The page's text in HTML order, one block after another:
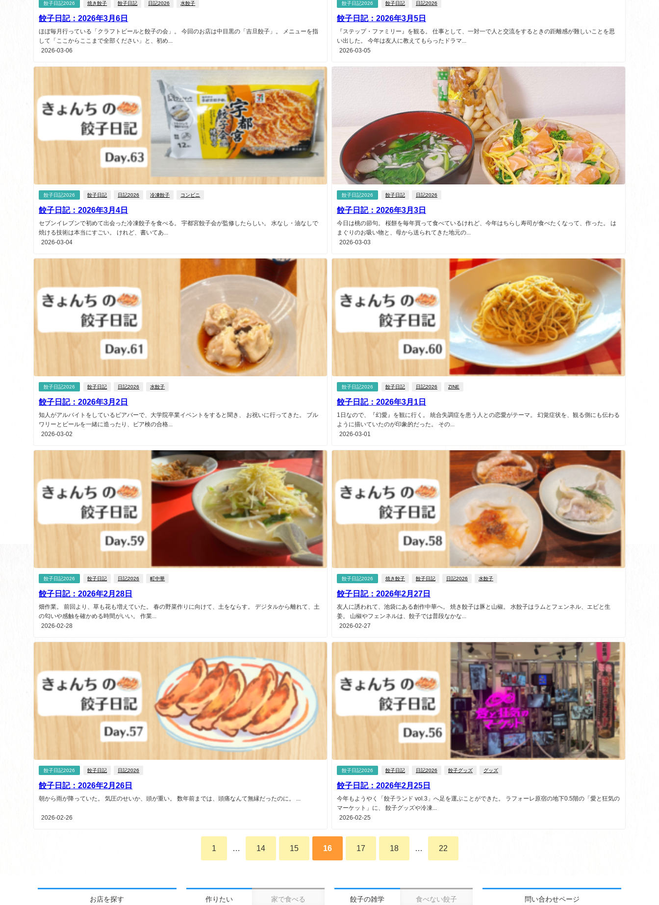
餃子日記2026 焼き餃子 餃子日記 日記2026 水餃子
餃子日記：2026年3月6日
ほぼ毎月行っている「クラフトビールと餃子の会」。 今回のお店は中目黒の「吉旦餃子」。 メニューを指
して「ここからここまで全部ください」と、初め...
2026-03-06
餃子日記2026 餃子日記 日記2026
餃子日記：2026年3月5日
『ステップ・ファミリー』を観る。 仕事として、一対一で人と交流をするときの距離感が難しいことを思
い出した。 今年は友人に教えてもらったドラマ...
2026-03-05
餃子日記2026 餃子日記 日記2026 冷凍餃子 コンビニ
餃子日記：2026年3月4日
セブンイレブンで初めて出会った冷凍餃子を食べる。 宇都宮餃子会が監修したらしい。 水なし・油なしで
焼ける技術は本当にすごい。 けれど、書いてあ...
2026-03-04
餃子日記2026 餃子日記 日記2026
餃子日記：2026年3月3日
今日は桃の節句。 桜餅を毎年買って食べているけれど、今年はちらし寿司が食べたくなって、作った。 は
まぐりのお吸い物と、母から送られてきた地元の...
2026-03-03
餃子日記2026 餃子日記 日記2026 水餃子
餃子日記：2026年3月2日
知人がアルバイトをしているビアバーで、大学院卒業イベントをすると聞き、 お祝いに行ってきた。 ブル
ワリーとビールを一緒に造ったり、ビア検の合格...
2026-03-02
餃子日記2026 餃子日記 日記2026 ZINE
餃子日記：2026年3月1日
1日なので、『幻愛』を観に行く。 統合失調症を患う人との恋愛がテーマ。 幻覚症状を、観る側にも伝わる
ように描いていたのが印象的だった。 その...
2026-03-01
餃子日記2026 餃子日記 日記2026 町中華
餃子日記：2026年2月28日
畑作業。 前回より、草も花も増えていた。 春の野菜作りに向けて、土をならす。 デジタルから離れて、土
の匂いや感触を確かめる時間がいい。 作業...
2026-02-28
餃子日記2026 焼き餃子 餃子日記 日記2026 水餃子
餃子日記：2026年2月27日
友人に誘われて、池袋にある創作中華へ。 焼き餃子は豚と山椒。 水餃子はラムとフェンネル、エビと生
姜。 山椒やフェンネルは、餃子では普段なかな...
2026-02-27
餃子日記2026 餃子日記 日記2026
餃子日記：2026年2月26日
朝から雨が降っていた。 気圧のせいか、頭が重い。 数年前までは、頭痛なんて無縁だったのに。 ...
2026-02-26
餃子日記2026 餃子日記 日記2026 餃子グッズ グッズ
餃子日記：2026年2月25日
今年もようやく「餃子ランド vol.3」へ足を運ぶことができた。 ラフォーレ原宿の地下0.5階の「愛と狂気の
マーケット」に、 餃子グッズや冷凍...
2026-02-25
1 14 15 16 17 18 22
お店を探す 作りたい 家で食べる 餃子の雑学 食べない餃子 問い合わせページ